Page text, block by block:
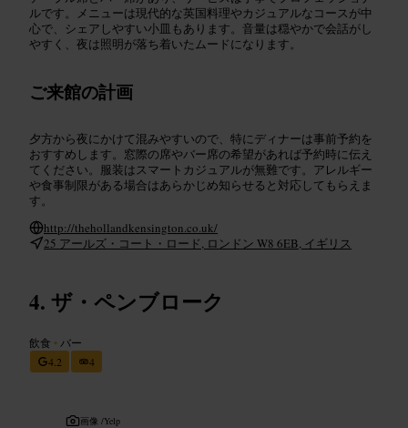
ルです。メニューは現代的な英国料理やカジュアルなコースが中
心で、シェアしやすい小皿もあります。音量は穏やかで会話がし
やすく、夜は照明が落ち着いたムードになります。
ご来館の計画
夕方から夜にかけて混みやすいので、特にディナーは事前予約を
おすすめします。窓際の席やバー席の希望があれば予約時に伝え
てください。服装はスマートカジュアルが無難です。アレルギー
や食事制限がある場合はあらかじめ知らせると対応してもらえま
す。
http://thehollandkensington.co.uk/
25 アールズ・コート・ロード, ロンドン W8 6EB, イギリス
ザ・ペンブローク
飲食 • バー
4.2
4
画像 /Yelp